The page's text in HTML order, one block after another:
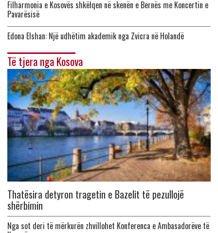
Filharmonia e Kosovës shkëlqen në skenën e Bernës me Koncertin e
Pavarësisë
Edona Elshan: Një udhëtim akademik nga Zvicra në Holandë
Të tjera nga Kosova
Thatësira detyron tragetin e Bazelit të pezullojë
shërbimin
Nga sot deri të mërkurën zhvillohet Konferenca e Ambasadorëve të